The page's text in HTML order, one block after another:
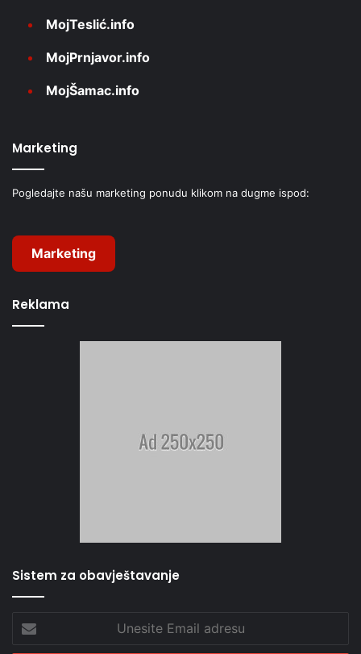
MojTeslić.info
MojPrnjavor.info
MojŠamac.info
Marketing
Pogledajte našu marketing ponudu klikom na dugme ispod:
Marketing
Reklama
Sistem za obavještavanje
Email